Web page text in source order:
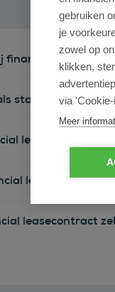
financial lease?
startende
lease en
lease bij ROS
leasecontract
gebruiken
je
zowel op
klikken,
via
Meer